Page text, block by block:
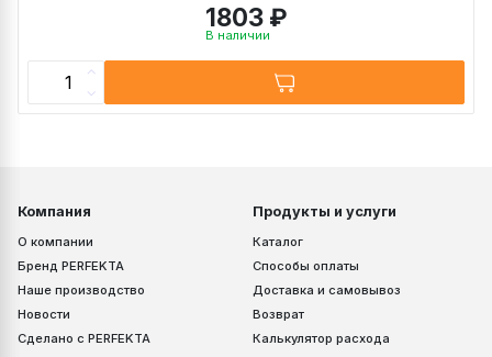
1803 ₽
В наличии
Компания
О компании
Бренд PERFEKTA
Наше производство
Новости
Сделано с PERFEKTA
Продукты и услуги
Каталог
Способы оплаты
Доставка и самовывоз
Возврат
Калькулятор расхода